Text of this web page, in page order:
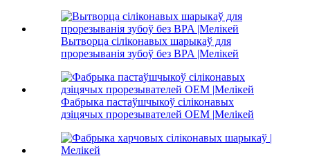
Вытворца сіліконавых шарыкаў для
прорезыванія зубоў без BPA |Мелікей
Фабрыка пастаўшчыкоў сіліконавых
дзіцячых прорезывателей OEM |Мелікей